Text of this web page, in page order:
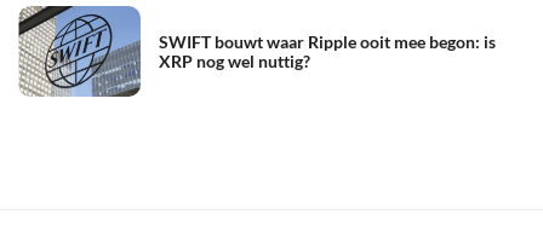
SWIFT bouwt waar Ripple ooit mee begon: is
XRP nog wel nuttig?